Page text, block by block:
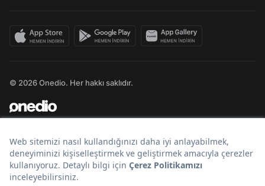
© 2026 Onedio. Her hakkı saklıdır.
Bir markasıdır.